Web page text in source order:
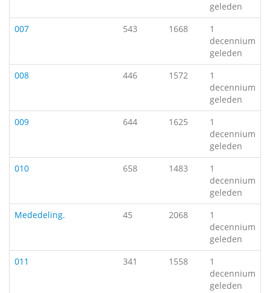
geleden
007
543 1668
1
decennium
geleden
008
446 1572
1
decennium
geleden
009
644 1625
1
decennium
geleden
010
658 1483
1
decennium
geleden
Mededeling.
45 2068
1
decennium
geleden
011
341 1558
1
decennium
geleden